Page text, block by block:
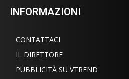
INFORMAZIONI
CONTATTACI
IL DIRETTORE
PUBBLICITÀ SU VTREND